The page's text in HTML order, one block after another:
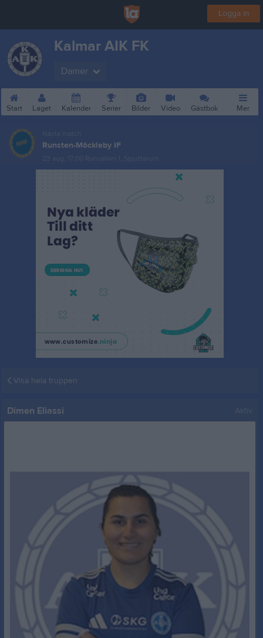
Logga in
Kalmar AIK FK
Damer
Start Laget Kalender Serier Bilder Video Gästbok Mer
Runsten-Möckleby IF
Visa hela truppen
Dimen Eliassi Aktiv